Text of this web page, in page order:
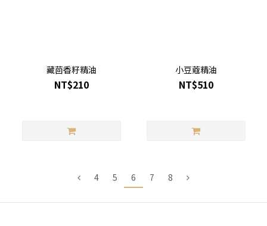
藏茴香籽精油
NT$210
小豆蔻精油
NT$510
4 5 6 7 8